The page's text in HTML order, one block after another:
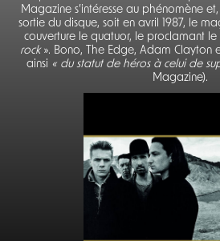
Magazine s’intéresse au phénomène
sortie du disque, soit en avril 1987, le
couverture le quatuor, le proclamant le
rock». Bono, The Edge, Adam Clayton
ainsi « du statut de héros à celui de
Magazine).